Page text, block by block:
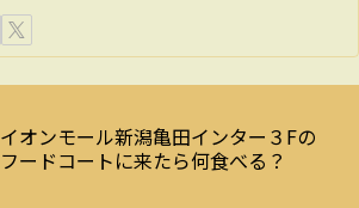
イオンモール新潟亀田インター３Fの
フードコートに来たら何食べる？